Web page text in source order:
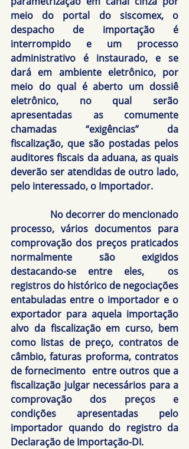
meio do portal do siscomex, o
despacho de importação é
interrompido e um processo
administrativo é instaurado, e se
dará em ambiente eletrônico, por
meio do qual é aberto um dossiê
eletrônico, no qual serão
apresentadas as comumente
chamadas “exigências” da
fiscalização, que são postadas pelos
auditores fiscais da aduana, as quais
deverão ser atendidas de outro lado,
pelo interessado, o Importador.
No decorrer do mencionado
processo, vários documentos para
comprovação dos preços praticados
normalmente são exigidos
destacando-se entre eles,  os
registros do histórico de negociações
entabuladas entre o importador e o
exportador para aquela importação
alvo da fiscalização em curso, bem
como listas de preço, contratos de
câmbio, faturas proforma, contratos
de fornecimento  entre outros que a
fiscalização julgar necessários para a
comprovação dos preços e
condições apresentadas pelo
importador quando do registro da
Declaração de Importação-DI.